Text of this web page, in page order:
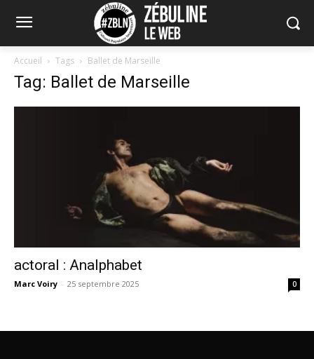
Accueil Tags Ballet de Marseille
Tag: Ballet de Marseille
actoral : Analphabet
Marc Voiry - 25 septembre 2025 0